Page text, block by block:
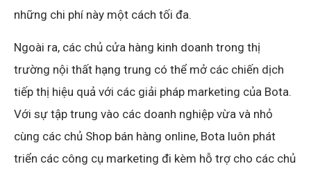
những chi phí này một cách tối đa.
Ngoài ra, các chủ cửa hàng kinh doanh trong thị
trường nội thất hạng trung có thể mở các chiến dịch
tiếp thị hiệu quả với các giải pháp marketing của Bota.
Với sự tập trung vào các doanh nghiệp vừa và nhỏ
cùng các chủ Shop bán hàng online, Bota luôn phát
triển các công cụ marketing đi kèm hỗ trợ cho các chủ